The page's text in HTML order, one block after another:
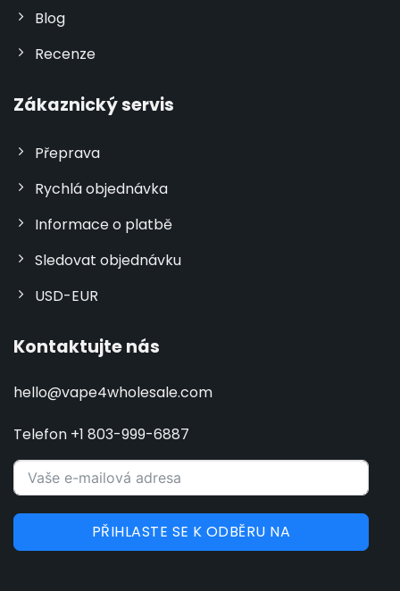
Blog
Recenze
Zákaznický servis
Přeprava
Rychlá objednávka
Informace o platbě
Sledovat objednávku
USD-EUR
Kontaktujte nás
hello@vape4wholesale.com
Telefon +1 803-999-6887
PŘIHLASTE SE K ODBĚRU NA